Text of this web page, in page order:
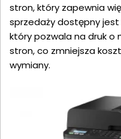
stron, który zapewnia
sprzedaży dostępny
który pozwala na druk o
stron, co zmniejsza
wymiany.